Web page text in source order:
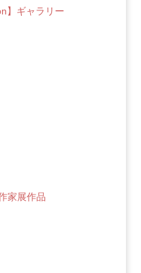
】ギャラリー
家展作品